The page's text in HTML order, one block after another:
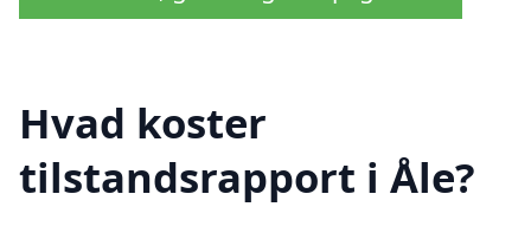
Hvad koster
tilstandsrapport i Åle?